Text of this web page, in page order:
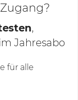
,
im Jahresabo
für alle